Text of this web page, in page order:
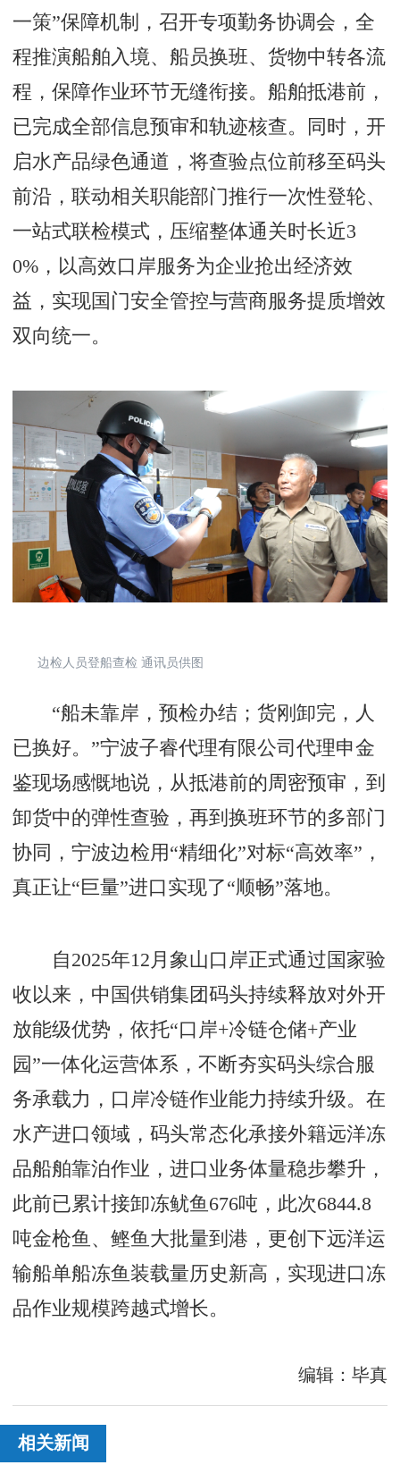
一策”保障机制，召开专项勤务协调会，全
程推演船舶入境、船员换班、货物中转各流
程，保障作业环节无缝衔接。船舶抵港前，
已完成全部信息预审和轨迹核查。同时，开
启水产品绿色通道，将查验点位前移至码头
前沿，联动相关职能部门推行一次性登轮、
一站式联检模式，压缩整体通关时长近3
0%，以高效口岸服务为企业抢出经济效
益，实现国门安全管控与营商服务提质增效
双向统一。
边检人员登船查检 通讯员供图
“船未靠岸，预检办结；货刚卸完，人
已换好。”宁波子睿代理有限公司代理申金
鉴现场感慨地说，从抵港前的周密预审，到
卸货中的弹性查验，再到换班环节的多部门
协同，宁波边检用“精细化”对标“高效率”，
真正让“巨量”进口实现了“顺畅”落地。
自2025年12月象山口岸正式通过国家验
收以来，中国供销集团码头持续释放对外开
放能级优势，依托“口岸+冷链仓储+产业
园”一体化运营体系，不断夯实码头综合服
务承载力，口岸冷链作业能力持续升级。在
水产进口领域，码头常态化承接外籍远洋冻
品船舶靠泊作业，进口业务体量稳步攀升，
此前已累计接卸冻鱿鱼676吨，此次6844.8
吨金枪鱼、鲣鱼大批量到港，更创下远洋运
输船单船冻鱼装载量历史新高，实现进口冻
品作业规模跨越式增长。
编辑：毕真
相关新闻